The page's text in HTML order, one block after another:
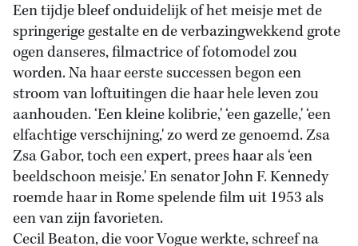
Een tijdje bleef onduidelijk of het meisje met de
springerige gestalte en de verbazingwekkend grote
ogen danseres, filmactrice of fotomodel zou
worden. Na haar eerste successen begon een
stroom van loftuitingen die haar hele leven zou
aanhouden. ‘Een kleine kolibrie,' ‘een gazelle,' ‘een
elfachtige verschijning,' zo werd ze genoemd. Zsa
Zsa Gabor, toch een expert, prees haar als ‘een
beeldschoon meisje.' En senator John F. Kennedy
roemde haar in Rome spelende film uit 1953 als
een van zijn favorieten.
Cecil Beaton, die voor Vogue werkte, schreef na